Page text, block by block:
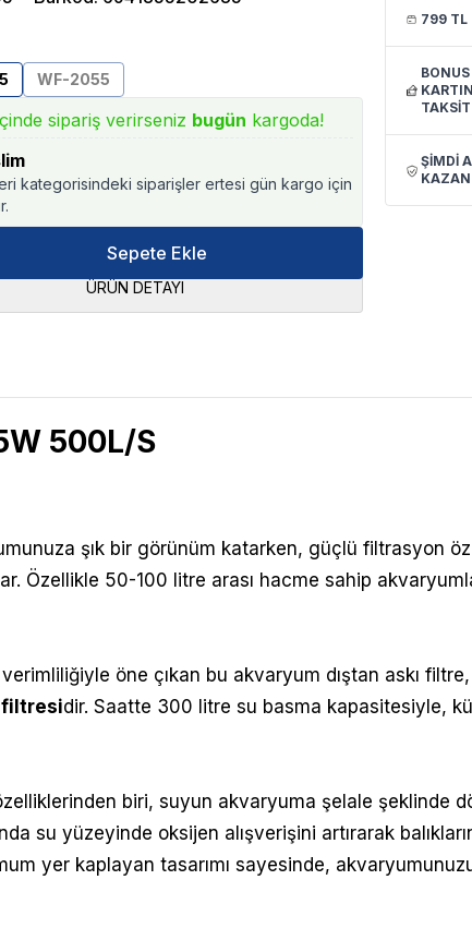
WF-2055
sipariş verirseniz bugün kargoda!
kategorisindeki siparişler ertesi gün kargo için
Sepete Ekle
ÜRÜN DETAYI
799 TL
TAKSİT
ŞİMDİ
KAZAN
500L/S
şık bir görünüm katarken, güçlü filtrasyon
Özellikle 50-100 litre arası hacme sahip
öne çıkan bu akvaryum dıştan askı
filtresidir. Saatte 300 litre su basma kapasitesiyle,
biri, suyun akvaryuma şelale şeklinde
su yüzeyinde oksijen alışverişini artırarak
yer kaplayan tasarımı sayesinde,